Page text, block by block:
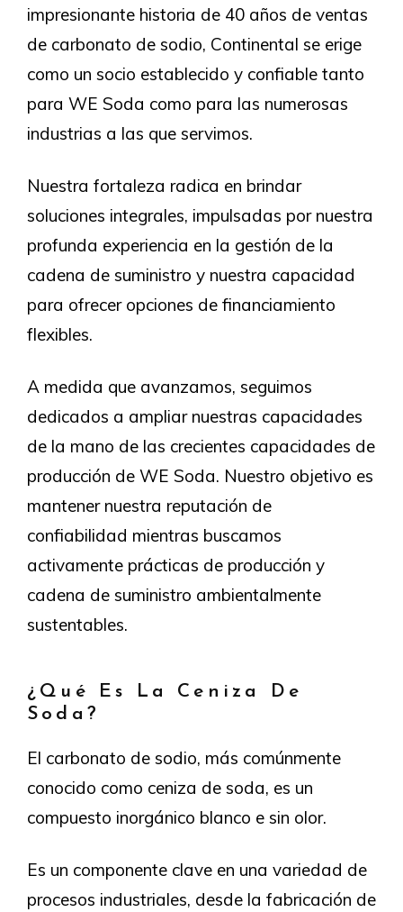
impresionante historia de 40 años de ventas
de carbonato de sodio, Continental se erige
como un socio establecido y confiable tanto
para WE Soda como para las numerosas
industrias a las que servimos.
Nuestra fortaleza radica en brindar
soluciones integrales, impulsadas por nuestra
profunda experiencia en la gestión de la
cadena de suministro y nuestra capacidad
para ofrecer opciones de financiamiento
flexibles.
A medida que avanzamos, seguimos
dedicados a ampliar nuestras capacidades
de la mano de las crecientes capacidades de
producción de WE Soda. Nuestro objetivo es
mantener nuestra reputación de
confiabilidad mientras buscamos
activamente prácticas de producción y
cadena de suministro ambientalmente
sustentables.
¿Qué Es La Ceniza De
Soda?
El carbonato de sodio, más comúnmente
conocido como ceniza de soda, es un
compuesto inorgánico blanco e sin olor.
Es un componente clave en una variedad de
procesos industriales, desde la fabricación de